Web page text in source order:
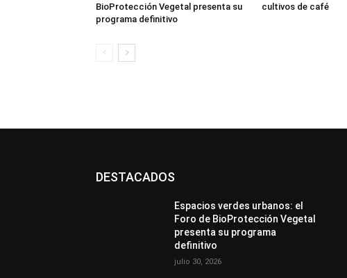
BioProtección Vegetal presenta su
programa definitivo
cultivos de café
DESTACADOS
Espacios verdes urbanos: el
Foro de BioProtección Vegetal
presenta su programa
definitivo
julio 30, 2026